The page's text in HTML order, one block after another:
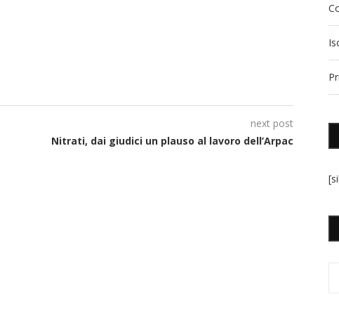
next post
Nitrati, dai giudici un plauso al lavoro dell’Arpac